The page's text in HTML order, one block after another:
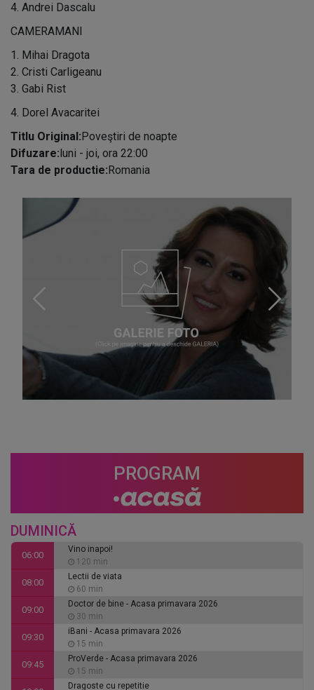
4. Andrei Dascalu
CAMERAMANI
1. Mihai Dragota
2. Cristi Carligeanu
3. Gabi Rist
4. Dorel Avacaritei
Titlu Original:Poveştiri de noapte
Difuzare:luni - joi, ora 22:00
Tara de productie:Romania
PROGRAM
DUMINICĂ
06:00
Vino inapoi!
120 min
08:00
Lectii de viata
60 min
09:00
Doctor de bine - Acasa primavara 2026
30 min
09:30
iBani - Acasa primavara 2026
15 min
09:45
ProVerde - Acasa primavara 2026
15 min
Dragoste cu repetitie